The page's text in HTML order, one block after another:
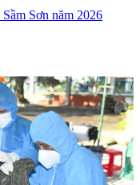
Sơn năm 2026